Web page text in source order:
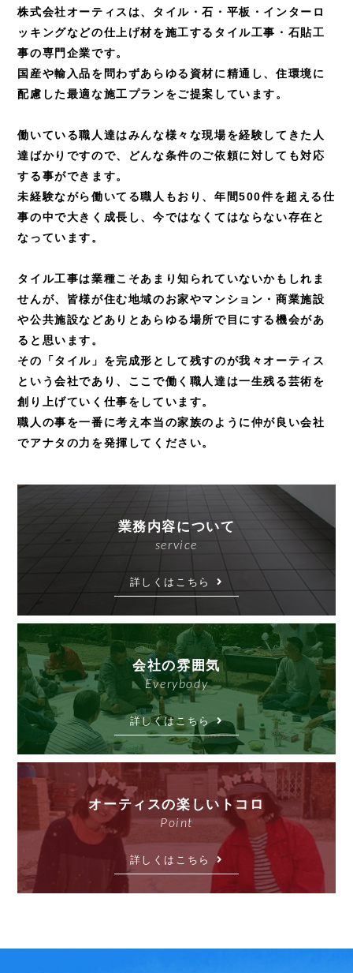
株式会社オーティスは、タイル・石・平板・インターロ
ッキングなどの仕上げ材を施工するタイル工事・石貼工
事の専門企業です。
国産や輸入品を問わずあらゆる資材に精通し、住環境に
配慮した最適な施工プランをご提案しています。
働いている職人達はみんな様々な現場を経験してきた人
達ばかりですので、
どんな条件のご依頼に対しても対応
する事ができます。
未経験ながら働いてる職人もおり、年間500件を超える仕
事の中で大きく成長し、今ではなくてはならない存在と
なっています。
タイル工事は業種こそあまり知られていないかもしれま
せんが、皆様が住む地域のお家やマンション・商業施設
や公共施設などありとあらゆる場所で目にする機会があ
ると思います。
その「タイル」を完成形として残すのが我々オーティス
という会社であり、 ここで働く職人達は一生残る芸術を
創り上げていく仕事をしています。
職人の事を一番に考え本当の家族のように仲が良い会社
でアナタの力を発揮してください。
業務内容について
service
詳しくはこちら
会社の雰囲気
Everybody
詳しくはこちら
オーティスの楽しいトコロ
Point
詳しくはこちら